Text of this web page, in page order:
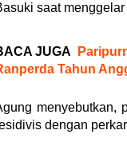
saat
JUGA
Tahun
menyebutkan,
dengan